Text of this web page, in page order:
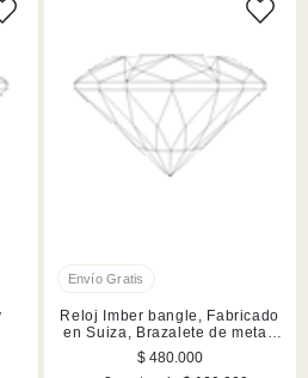
Reloj Imber bangle, Fabricado
en Suiza, Brazalete de metal,
Dorado, Acabado en tono oro
champán
$ 480.000